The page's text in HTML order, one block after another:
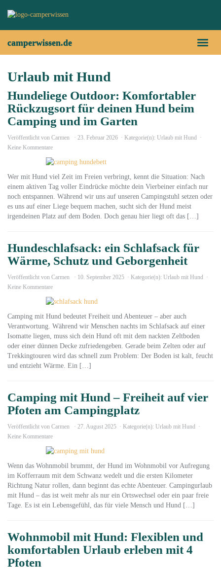
Toggle
camperwissen.de
Urlaub mit Hund
Hundeliege Outdoor: Komfortabler
Rückzugsort für deinen Hund beim
Camping und im Garten
Veröffentlicht von Carmen 23. Februar 2026 Kategorie(n): Urlaub mit Hund
Keine Kommentare
Wer mit Hund viel Zeit im Freien verbringt, kennt die Situation: Nach
einem aktiven Tag voller Eindrücke möchte dein Vierbeiner einfach nur
noch entspannen. Während wir uns auf unseren Campingstuhl setzen oder
es uns auf einer Liege bequem machen, sucht sich der Hund meist
irgendeinen Platz auf dem Boden. Doch genau hier liegt oft das […]
Hundeschlafsack: ein Schlafsack für
Wärme, Schutz und Geborgenheit
Veröffentlicht von Carmen 10. September 2025 Kategorie(n): Urlaub mit Hund
Keine Kommentare
Camping mit Hund bedeutet Freiheit und Abenteuer – aber auch
Verantwortung. Während wir Menschen nachts im Schlafsack auf einer
Isomatte liegen, muss sich dein Hund oft mit dem nackten Zeltboden
oder einer dünnen Decke zufriedengeben. Gerade beim Zelten oder auf
Trekkingtouren wird das schnell zum Problem: Der Boden ist kalt, feucht
und entzieht Wärme. Ein […]
Camping mit Hund – Freiheit auf vier
Pfoten am Campingplatz
Veröffentlicht von Carmen 27. August 2025 Kategorie(n): Urlaub mit Hund
Keine Kommentare
Wenn das Wohnmobil brummt, der Hund im Wohnmobil vor Aufregung
im Kofferraum mit dem Schwanz wedelt und die ersten Kilometer
Richtung Natur rollen, dann beginnt das echte Abenteuer. Campingurlaub
mit Hund – das ist weit mehr als nur ein Ortswechsel oder ein paar freie
Tage. Es ist ein Lebensgefühl, das für viele Mensch und Hund […]
Wohnmobil mit Hund: Flexiblen und
komfortablen Urlaub erleben mit 4
Pfoten